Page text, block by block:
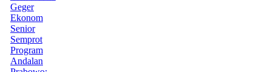
Geger
Ekonom
Senior
Semprot
Program
Andalan